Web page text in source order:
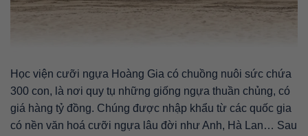
Học viện cưỡi ngựa Hoàng Gia có chuồng nuôi sức chứa
300 con, là nơi quy tụ những giống ngựa thuần chủng, có
giá hàng tỷ đồng. Chúng được nhập khẩu từ các quốc gia
có nền văn hoá cưỡi ngựa lâu đời như Anh, Hà Lan… Sau